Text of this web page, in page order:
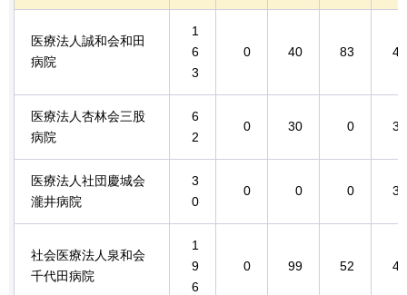
医療法人誠和会和田
病院
1
6
3
0 40 83 40
医療法人杏林会三股
病院
6
2
0 30 0 32
医療法人社団慶城会
瀧井病院
3
0
0 0 0 30
社会医療法人泉和会
千代田病院
1
9
6
0 99 52 45